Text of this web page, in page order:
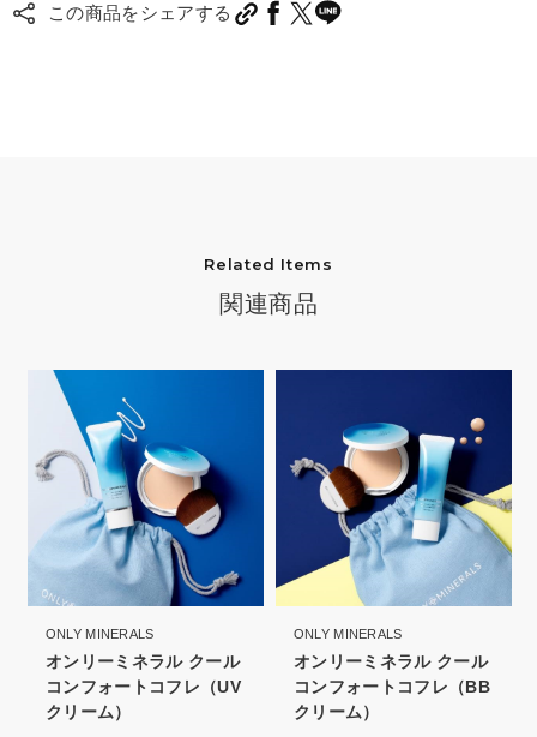
この商品をシェアする
Related Items
関連商品
ONLY MINERALS
オンリーミネラル クール
コンフォートコフレ（UV
クリーム）
ONLY MINERALS
オンリーミネラル クール
コンフォートコフレ（BB
クリーム）